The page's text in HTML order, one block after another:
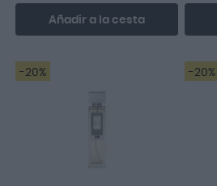
Añadir a la cesta
-20% -20%